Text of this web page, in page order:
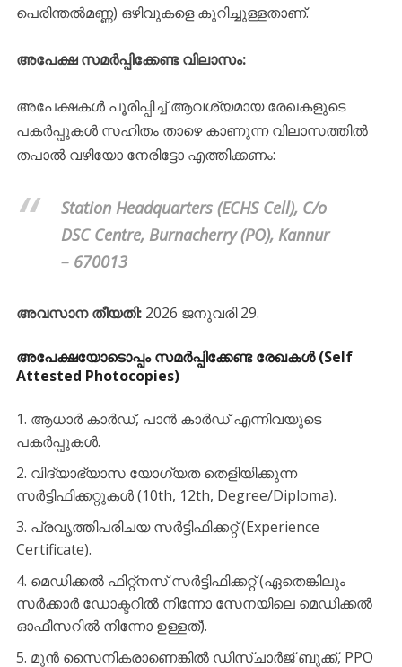
പെരിന്തൽമണ്ണ) ഒഴിവുകളെ കുറിച്ചുള്ളതാണ്.
അപേക്ഷ സമർപ്പിക്കേണ്ട വിലാസം:
അപേക്ഷകൾ പൂരിപ്പിച്ച് ആവശ്യമായ രേഖകളുടെ
പകർപ്പുകൾ സഹിതം താഴെ കാണുന്ന വിലാസത്തിൽ
തപാൽ വഴിയോ നേരിട്ടോ എത്തിക്കണം:
Station Headquarters (ECHS Cell), C/o
DSC Centre, Burnacherry (PO), Kannur
– 670013
അവസാന തീയതി:2026 ജനുവരി 29.
അപേക്ഷയോടൊപ്പം സമർപ്പിക്കേണ്ട രേഖകൾ (Self
Attested Photocopies)
​ആധാർ കാർഡ്, പാൻ കാർഡ് എന്നിവയുടെ
പകർപ്പുകൾ.
​വിദ്യാഭ്യാസ യോഗ്യത തെളിയിക്കുന്ന
സർട്ടിഫിക്കറ്റുകൾ (10th, 12th, Degree/Diploma).
​പ്രവൃത്തിപരിചയ സർട്ടിഫിക്കറ്റ് (Experience
Certificate).
​മെഡിക്കൽ ഫിറ്റ്‌നസ് സർട്ടിഫിക്കറ്റ് (ഏതെങ്കിലും
സർക്കാർ ഡോക്ടറിൽ നിന്നോ സേനയിലെ മെഡിക്കൽ
ഓഫീസറിൽ നിന്നോ ഉള്ളത്).
​മുൻ സൈനികരാണെങ്കിൽ ഡിസ്ചാർജ് ബുക്ക്, PPO